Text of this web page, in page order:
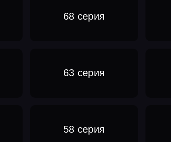
68 серия
63 серия
58 серия